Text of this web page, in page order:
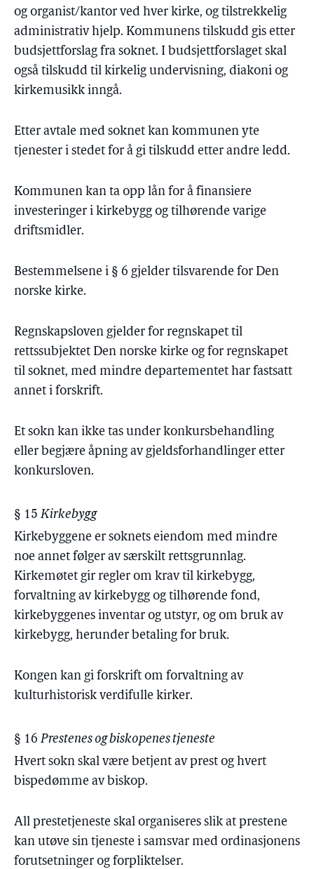
og organist/kantor ved hver kirke, og tilstrekkelig
administrativ hjelp. Kommunens tilskudd gis etter
budsjettforslag fra soknet. I budsjettforslaget skal
også tilskudd til kirkelig undervisning, diakoni og
kirkemusikk inngå.
Etter avtale med soknet kan kommunen yte
tjenester i stedet for å gi tilskudd etter andre ledd.
Kommunen kan ta opp lån for å finansiere
investeringer i kirkebygg og tilhørende varige
driftsmidler.
Bestemmelsene i § 6 gjelder tilsvarende for Den
norske kirke.
Regnskapsloven gjelder for regnskapet til
rettssubjektet Den norske kirke og for regnskapet
til soknet, med mindre departementet har fastsatt
annet i forskrift.
Et sokn kan ikke tas under konkursbehandling
eller begjære åpning av gjeldsforhandlinger etter
konkursloven.
§ 15 Kirkebygg
Kirkebyggene er soknets eiendom med mindre
noe annet følger av særskilt rettsgrunnlag.
Kirkemøtet gir regler om krav til kirkebygg,
forvaltning av kirkebygg og tilhørende fond,
kirkebyggenes inventar og utstyr, og om bruk av
kirkebygg, herunder betaling for bruk.
Kongen kan gi forskrift om forvaltning av
kulturhistorisk verdifulle kirker.
§ 16 Prestenes og biskopenes tjeneste
Hvert sokn skal være betjent av prest og hvert
bispedømme av biskop.
All prestetjeneste skal organiseres slik at prestene
kan utøve sin tjeneste i samsvar med ordinasjonens
forutsetninger og forpliktelser.